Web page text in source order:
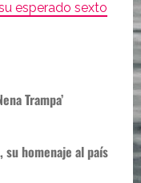
esperado sexto
Trampa’
su homenaje al país